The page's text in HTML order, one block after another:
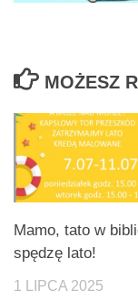
MOŻESZ
Mamo, tato w
spędzę lato!
1 LIPCA 2025